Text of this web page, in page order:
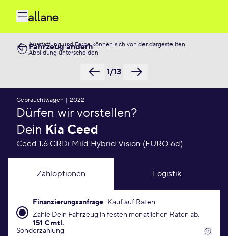
Ausstattung und Farbe können sich von der dargestellten
Abbildung unterscheiden
1/13
Fahrzeug ändern
Gebrauchtwagen | 2022
Dürfen wir vorstellen?
Dein Kia Ceed
Ceed 1.6 CRDi Mild Hybrid Vision (EURO 6d)
Zahloptionen Logistik
Finanzierungsanfrage Konditionen
Finanzierungsanfrage Kauf auf Raten
Zahle Dein Fahrzeug in festen monatlichen Raten ab.
151 € mtl.
Sonderzahlung